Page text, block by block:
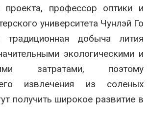
проекта, профессор оптики и
университета Чунлэй Го
традиционная добыча лития
экологическими и
затратами, поэтому
извлечения из соленых
получить широкое развитие в